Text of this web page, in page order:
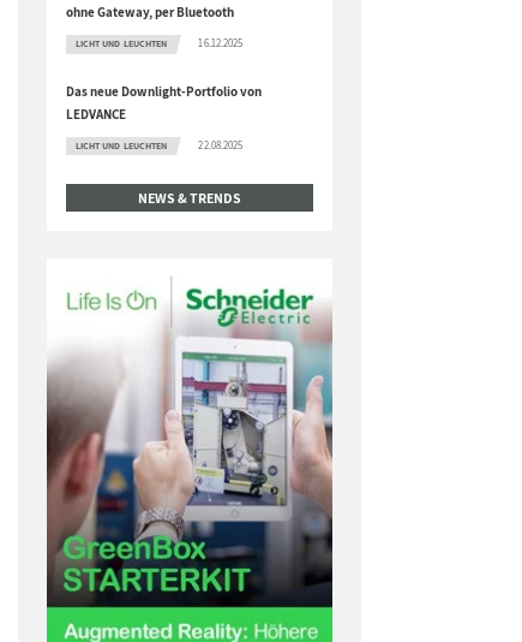
ohne Gateway, per Bluetooth
LICHT UND LEUCHTEN 16.12.2025
Das neue Downlight-Portfolio von
LEDVANCE
LICHT UND LEUCHTEN 22.08.2025
NEWS & TRENDS